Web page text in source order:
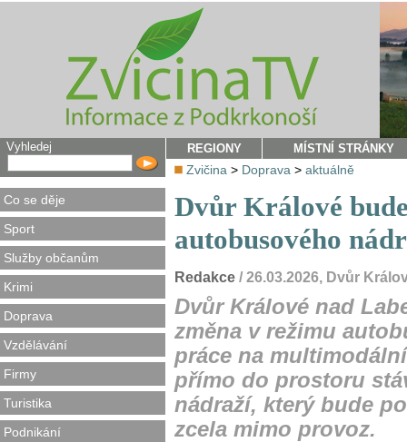
Vyhledej
Co se děje
Sport
Služby občanům
Krimi
Doprava
Vzdělávání
Firmy
Turistika
Podnikání
REGIONY MÍSTNÍ STRÁNKY
Zvičina > Doprava > aktuálně
Dvůr Králové
autobusového
Redakce / 26.03.2026, Dvůr
Dvůr Králové nad
změna v režimu
práce na
přímo do prostoru
nádraží, který bude
zcela mimo provoz.